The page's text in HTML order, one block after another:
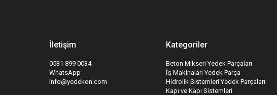
İletişim
0531 899 0034
WhatsApp
info@yedekon.com
Kategoriler
Beton Mikseri Yedek Parçaları
İş Makinaları Yedek Parça
Hidrolik Sistemleri Yedek Parçaları
Kapı ve Kapı Sistemleri